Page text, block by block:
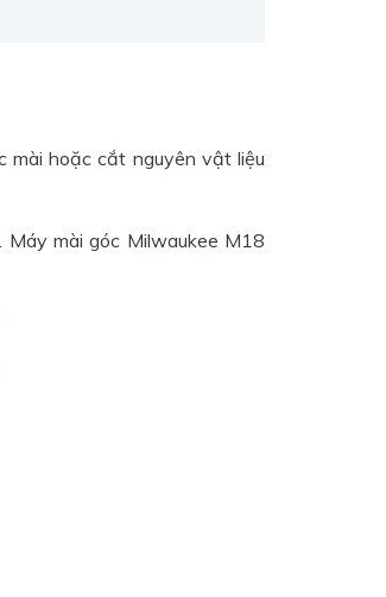
mài hoặc cắt nguyên vật liệu
Máy mài góc Milwaukee M18